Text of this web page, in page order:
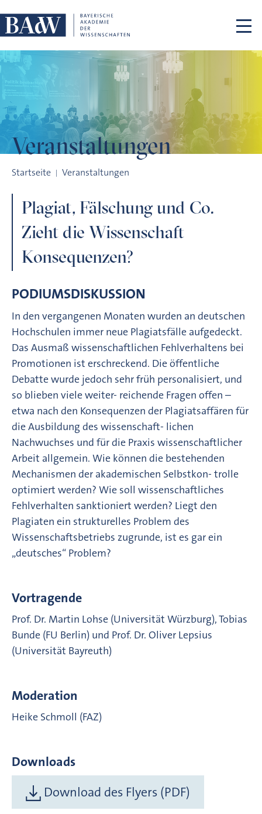
Veranstaltungen
Startseite Veranstaltungen
Plagiat, Fälschung und Co.
Zieht die Wissenschaft
Konsequenzen?
PODIUMSDISKUSSION
In den vergangenen Monaten wurden an deutschen
Hochschulen immer neue Plagiatsfälle aufgedeckt.
Das Ausmaß wissenschaftlichen Fehlverhaltens bei
Promotionen ist erschreckend. Die öffentliche
Debatte wurde jedoch sehr früh personalisiert, und
so blieben viele weiter- reichende Fragen offen –
etwa nach den Konsequenzen der Plagiatsaffären für
die Ausbildung des wissenschaft- lichen
Nachwuchses und für die Praxis wissenschaftlicher
Arbeit allgemein. Wie können die bestehenden
Mechanismen der akademischen Selbstkon- trolle
optimiert werden? Wie soll wissenschaftliches
Fehlverhalten sanktioniert werden? Liegt den
Plagiaten ein strukturelles Problem des
Wissenschaftsbetriebs zugrunde, ist es gar ein
„deutsches“ Problem?
Vortragende
Prof. Dr. Martin Lohse (Universität Würzburg), Tobias
Bunde (FU Berlin) und Prof. Dr. Oliver Lepsius
(Universität Bayreuth)
Moderation
Heike Schmoll (FAZ)
Downloads
Download des Flyers (PDF)